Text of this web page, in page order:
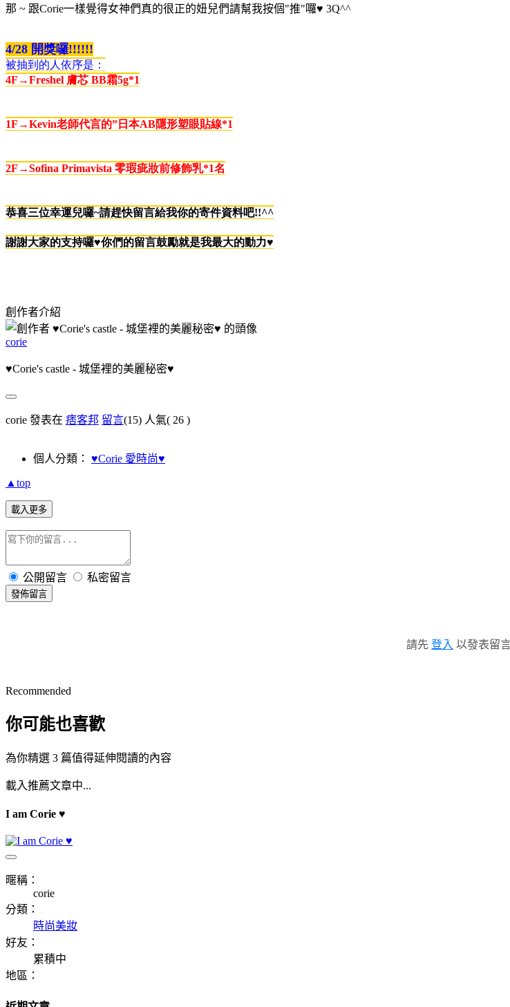
那 ~ 跟Corie一樣覺得女神們真的很正的妞兒們請幫我按個"推"囉♥ 3Q^^
4/28 開獎囉!!!!!!
被抽到的人依序是：
4F→Freshel 膚芯 BB霜5g*1
1F→Kevin老師代言的” 日本AB隱形塑眼貼線*1
2F→Sofina Primavista 零瑕疵妝前修飾乳*1名
恭喜三位幸運兒囉~請趕快留言給我你的寄件資料吧!!^^
謝謝大家的支持囉♥你們的留言鼓勵就是我最大的動力♥
創作者介紹
corie
♥Corie's castle - 城堡裡的美麗秘密♥
corie 發表在 痞客邦 留言(15) 人氣( 26 )
個人分類： ♥Corie 愛時尚♥
▲top
載入更多
公開留言 私密留言
發佈留言
請先 登入 以發表留
Recommended
你可能也喜歡
為你精選 3 篇值得延伸閱讀的內容
載入推薦文章中...
I am Corie ♥
暱稱：
corie
分類：
時尚美妝
好友：
累積中
地區：